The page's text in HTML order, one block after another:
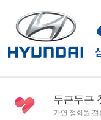
두근두근
가연 정회원 전